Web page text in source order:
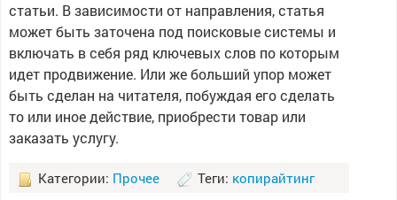
статьи. В зависимости от направления, статья
может быть заточена под поисковые системы и
включать в себя ряд ключевых слов по которым
идет продвижение. Или же больший упор может
быть сделан на читателя, побуждая его сделать
то или иное действие, приобрести товар или
заказать услугу.
Категории: Прочее Теги: копирайтинг